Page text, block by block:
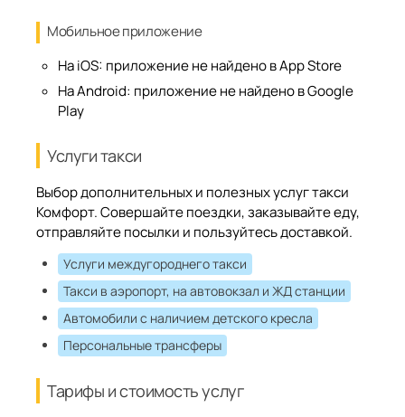
Мобильное приложение
На iOS: приложение не найдено в App Store
На Android: приложение не найдено в Google
Play
Услуги такси
Выбор дополнительных и полезных услуг такси
Комфорт. Совершайте поездки, заказывайте еду,
отправляйте посылки и пользуйтесь доставкой.
Услуги междугороднего такси
Такси в аэропорт, на автовокзал и ЖД станции
Автомобили с наличием детского кресла
Персональные трансферы
Тарифы и стоимость услуг